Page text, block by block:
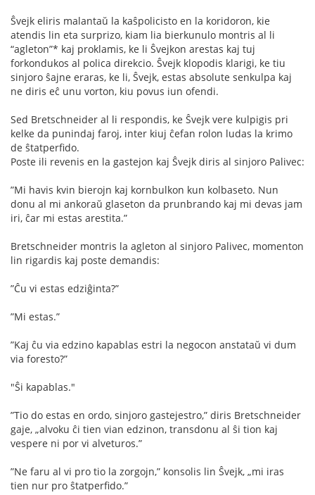
Ŝvejk eliris malantaŭ la kaŝpolicisto en la koridoron, kie
atendis lin eta surprizo, kiam lia bierkunulo montris al li
“agleton”* kaj proklamis, ke li Ŝvejkon arestas kaj tuj
forkondukos al polica direkcio. Ŝvejk klopodis klarigi, ke tiu
sinjoro ŝajne eraras, ke li, Ŝvejk, estas absolute senkulpa kaj
ne diris eĉ unu vorton, kiu povus iun ofendi.
Sed Bretschneider al li respondis, ke Ŝvejk vere kulpigis pri
kelke da punindaj faroj, inter kiuj ĉefan rolon ludas la krimo
de ŝtatperﬁdo.
Poste ili revenis en la gastejon kaj Ŝvejk diris al sinjoro Palivec:
”Mi havis kvin bierojn kaj kornbulkon kun kolbaseto. Nun
donu al mi ankoraŭ glaseton da prunbrando kaj mi devas jam
iri, ĉar mi estas arestita.”
Bretschneider montris la agleton al sinjoro Palivec, momenton
lin rigardis kaj poste demandis:
”Ĉu vi estas edziĝinta?”
”Mi estas.”
”Kaj ĉu via edzino kapablas estri la negocon anstataŭ vi dum
via foresto?”
"Ŝi kapablas."
”Tio do estas en ordo, sinjoro gastejestro,” diris Bretschneider
gaje, „alvoku ĉi tien vian edzinon, transdonu al ŝi tion kaj
vespere ni por vi alveturos.”
”Ne faru al vi pro tio la zorgojn,” konsolis lin Ŝvejk, „mi iras
tien nur pro ŝtatperﬁdo.”